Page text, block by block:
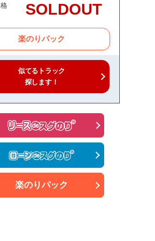
SOLDOUT
楽のりパック
似てるトラック
探します！
楽のりパック